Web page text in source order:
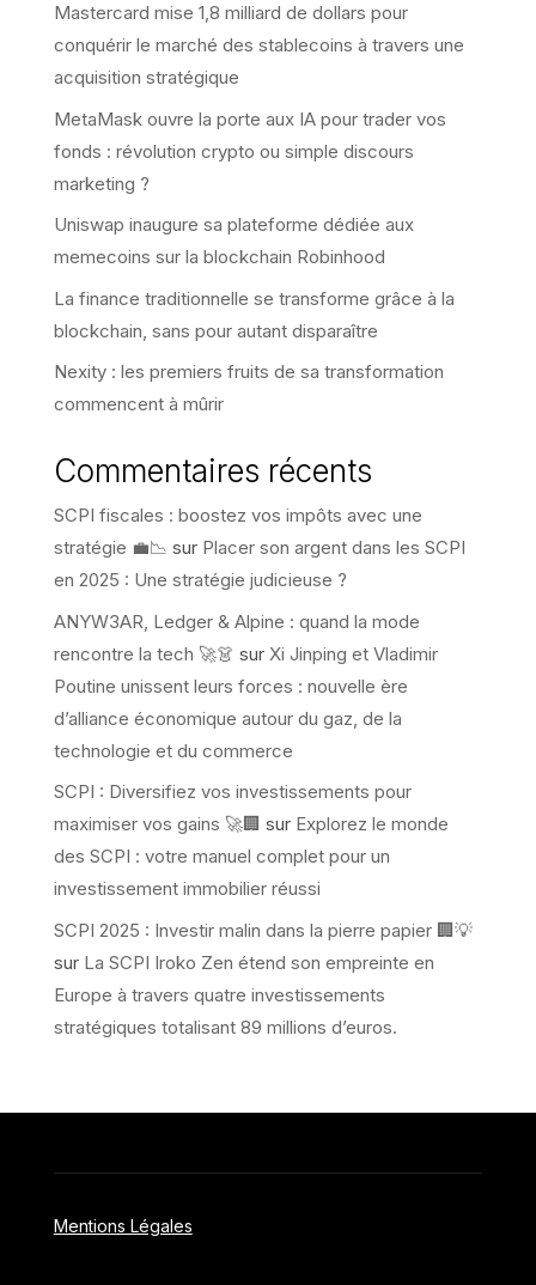
Mastercard mise 1,8 milliard de dollars pour
conquérir le marché des stablecoins à travers une
acquisition stratégique
MetaMask ouvre la porte aux IA pour trader vos
fonds : révolution crypto ou simple discours
marketing ?
Uniswap inaugure sa plateforme dédiée aux
memecoins sur la blockchain Robinhood
La finance traditionnelle se transforme grâce à la
blockchain, sans pour autant disparaître
Nexity : les premiers fruits de sa transformation
commencent à mûrir
Commentaires récents
SCPI fiscales : boostez vos impôts avec une
stratégie 💼📉 sur Placer son argent dans les SCPI
en 2025 : Une stratégie judicieuse ?
ANYW3AR, Ledger & Alpine : quand la mode
rencontre la tech 🚀👗 sur Xi Jinping et Vladimir
Poutine unissent leurs forces : nouvelle ère
d’alliance économique autour du gaz, de la
technologie et du commerce
SCPI : Diversifiez vos investissements pour
maximiser vos gains 🚀🏢 sur Explorez le monde
des SCPI : votre manuel complet pour un
investissement immobilier réussi
SCPI 2025 : Investir malin dans la pierre papier 🏢💡
sur La SCPI Iroko Zen étend son empreinte en
Europe à travers quatre investissements
stratégiques totalisant 89 millions d’euros.
Mentions Légales